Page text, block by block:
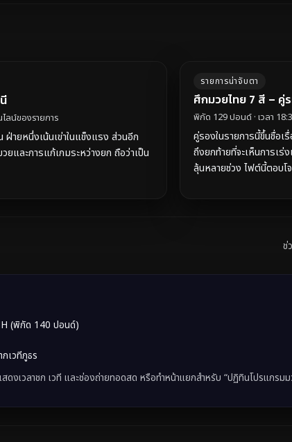
ลน์ของรายการ
ฝ่ายหนึ่งเน้นเข่าในแข็งแรง ส่วนอีก
ยและการแก้เกมระหว่างยก ถือว่าเป็น
รายการน่าจับตา
ศึกมวยไทย 7 สี – คู่
พิกัด 129 ปอนด์ · เวลา
คู่รองในรายการนี้ขึ้นชื่อเ
ถึงยกท้ายที่จะเห็นการเ
ลุ้นหลายช่วง ไฟต์นี้ตอบโ
ช่
(พิกัด 140 ปอนด์)
เวทีภูธร
ดงเวลาชก เวที และช่องถ่ายทอดสด หรือทำหน้าแยกสำหรับ “ปฏิทินโปรแกรมม